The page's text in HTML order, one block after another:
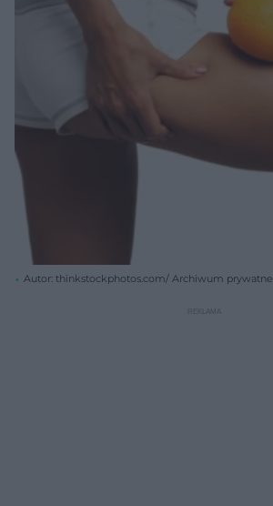
Autor: thinkstockphotos.com/ Archiwum prywatne